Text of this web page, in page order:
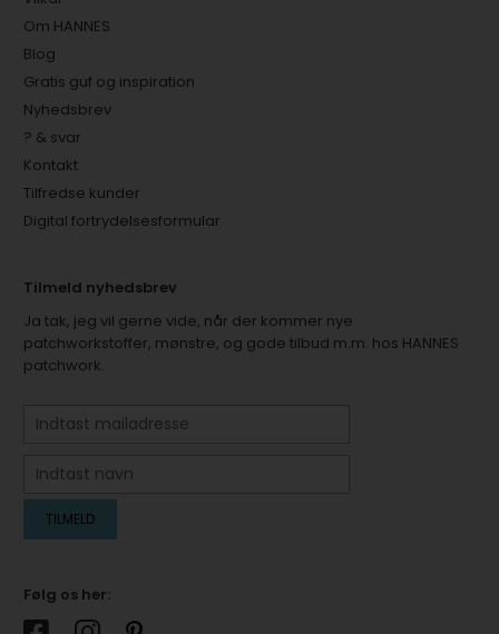
Om HANNES
Blog
Gratis guf og inspiration
Nyhedsbrev
? & svar
Kontakt
Tilfredse kunder
Digital fortrydelsesformular
Tilmeld nyhedsbrev
Ja tak, jeg vil gerne vide, når der kommer nye
patchworkstoffer, mønstre, og gode tilbud m.m. hos HANNES
patchwork.
Følg os her: